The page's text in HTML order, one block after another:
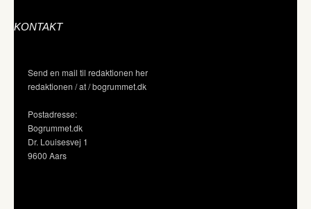
KONTAKT
Send en mail til redaktionen her
redaktionen / at / bogrummet.dk
Postadresse:
Bogrummet.dk
Dr. Louisesvej 1
9600 Aars